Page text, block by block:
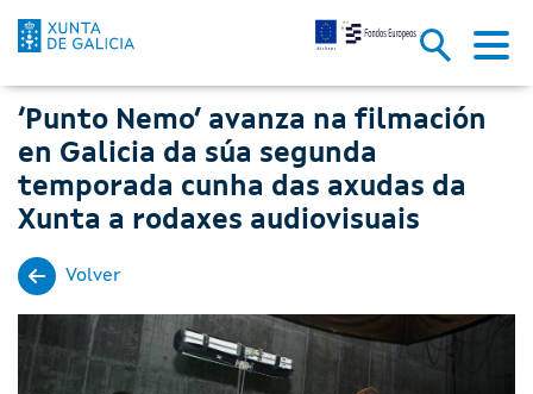
‘Punto Nemo’ avanza na
Skip to Main Content
‘Punto Nemo’ avanza na filmación
en Galicia da súa segunda
temporada cunha das axudas da
Xunta a rodaxes audiovisuais
Volver